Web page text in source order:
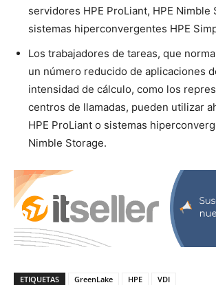
servidores HPE ProLiant, HPE Nimble
sistemas hiperconvergentes HPE
Los trabajadores de tareas, que
un número reducido de aplicaciones
intensidad de cálculo, como los
centros de llamadas, pueden utilizar
HPE ProLiant o sistemas
Nimble Storage.
ETIQUETAS GreenLake HPE VDI